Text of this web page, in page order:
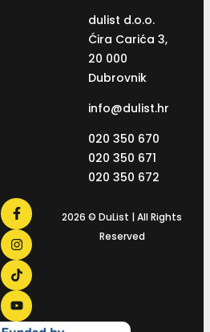
dulist d.o.o.
Ćira Carića 3,
20 000
Dubrovnik
info@dulist.hr
020 350 670
020 350 671
020 350 672
2026 © DuList | All Rights
Reserved